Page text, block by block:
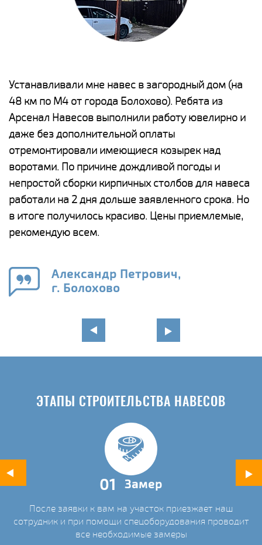
Устанавливали мне навес в загородный дом (на
48 км по М4 от города Болохово). Ребята из
Арсенал Навесов выполнили работу ювелирно и
даже без дополнительной оплаты
отремонтировали имеющиеся козырек над
воротами. По причине дождливой погоды и
непростой сборки кирпичных столбов для навеса
работали на 2 дня дольше заявленного срока. Но
в итоге получилось красиво. Цены приемлемые,
рекомендую всем.
Александр Петрович,
г. Болохово
ЭТАПЫ СТРОИТЕЛЬСТВА НАВЕСОВ
01 Замер
После заявки к вам на участок приезжает наш
сотрудник и при помощи спецоборудования проводит
все необходимые замеры